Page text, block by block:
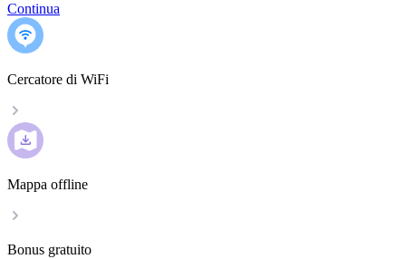
Continua
Cercatore di WiFi
Mappa offline
Bonus gratuito